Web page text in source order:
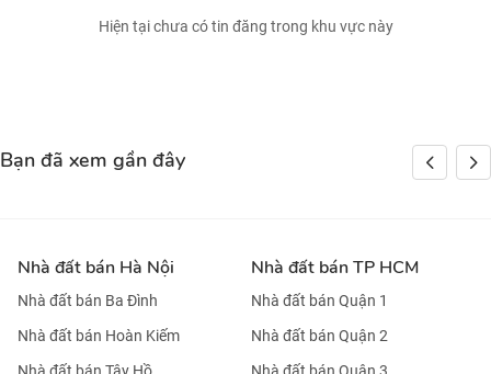
Hiện tại chưa có tin đăng trong khu vực này
Bạn đã xem gần đây
Nhà đất bán Hà Nội
Nhà đất bán Ba Đình
Nhà đất bán Hoàn Kiếm
Nhà đất bán TP HCM
Nhà đất bán Quận 1
Nhà đất bán Quận 2